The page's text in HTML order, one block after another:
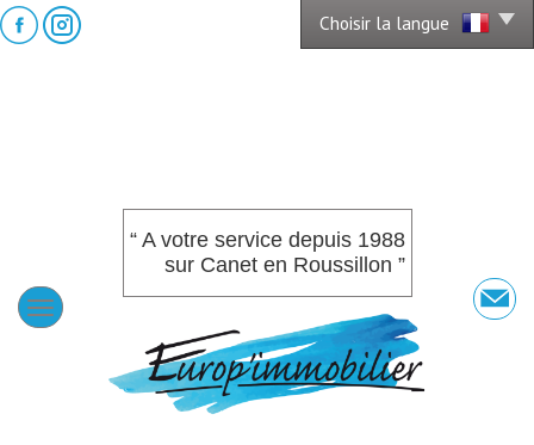
Choisir la langue
“ A votre service depuis 1988
sur Canet en Roussillon ”